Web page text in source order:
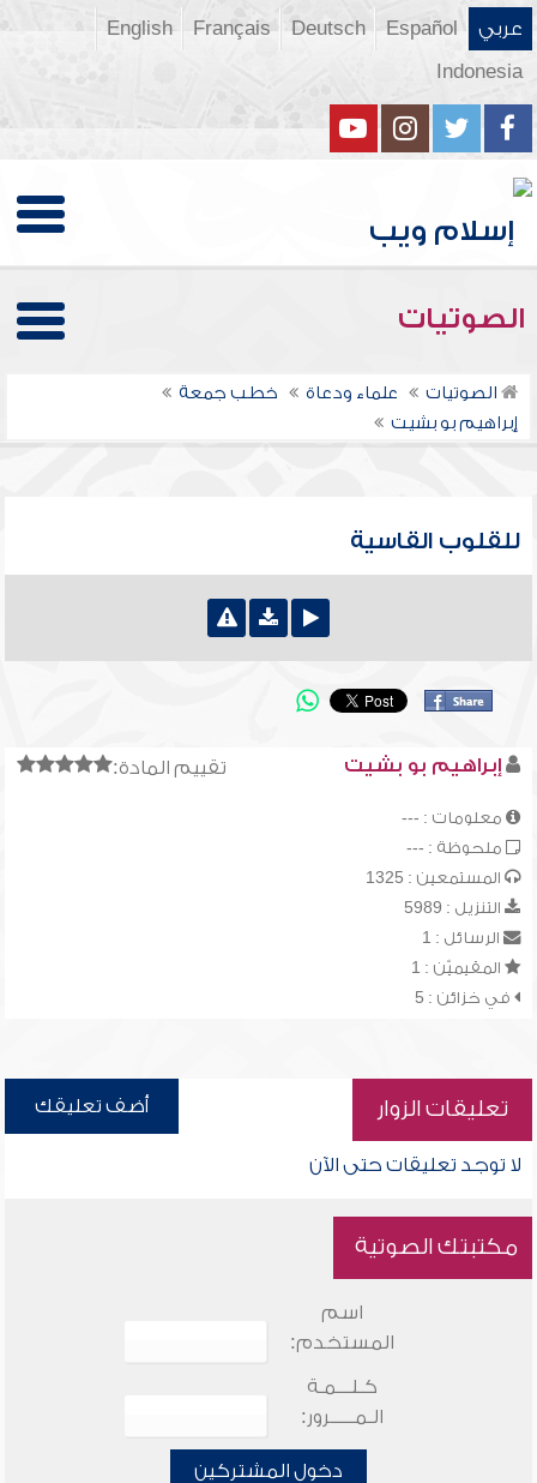
عربي Español
Deutsch
Français
English
Indonesia
الصوتيات
الصوتيات علماء ودعاة
خطب جمعة
إبراهيم بو بشيت
للقلوب القاسية
تقييم المادة: إبراهيم بو بشيت
معلومات : ---
ملحوظة : ---
المستمعين : 1325
التنزيل : 5989
الرسائل : 1
المقيميّن : 1
في خزائن : 5
تعليقات الزوار أضف تعليقك
لا توجد تعليقات حتى الآن
مكتبتك الصوتية
اسم
المستخدم:
كـلـــمـة
الـمـــــرور:
دخول المشتركين